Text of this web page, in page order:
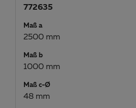
772635
Maß a
2500 mm
Maß b
1000 mm
Maß c-Ø
48 mm